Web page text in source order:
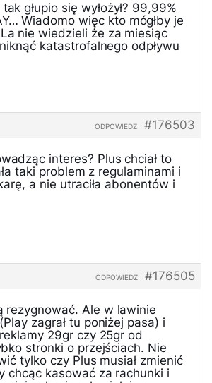
głupio się wyłożył? 99,99%
Wiadomo więc kto mógłby je
nie wiedzieli że za miesiąc
katastrofalnego odpływu
#176503
ODPOWIEDZ
interes? Plus chciał to
taki problem z regulaminami i
a nie utraciła abonentów i
#176505
ODPOWIEDZ
rezygnować. Ale w lawinie
zagrał tu poniżej pasa) i
29gr czy 25gr od
stronki o przejściach. Nie
tylko czy Plus musiał zmienić
chcąc kasować za rachunki i